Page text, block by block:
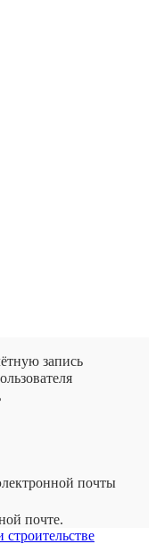
запись
почты
почте.